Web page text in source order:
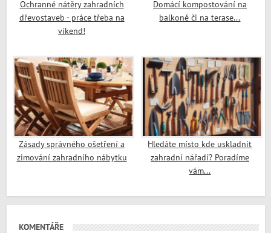
Ochranné nátěry zahradních
dřevostaveb - práce třeba na
víkend!
Domácí kompostování na
balkoně či na terase...
Zásady správného ošetření a
zimování zahradního nábytku
Hledáte místo kde uskladnit
zahradní nářadí? Poradíme
vám...
KOMENTÁŘE